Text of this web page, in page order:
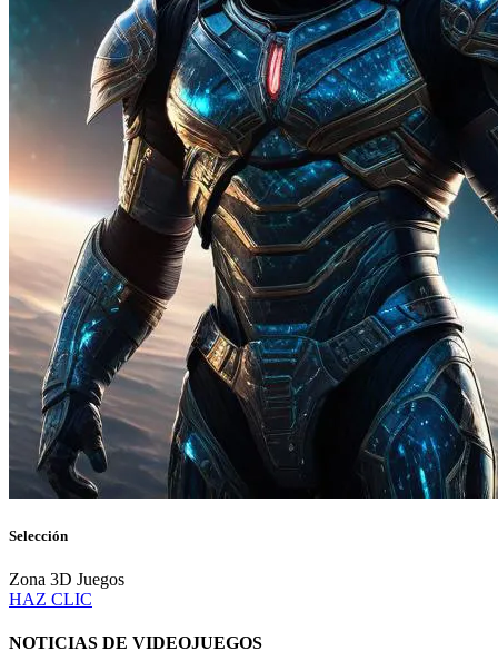
Selección
Zona 3D Juegos
HAZ CLIC
NOTICIAS DE VIDEOJUEGOS